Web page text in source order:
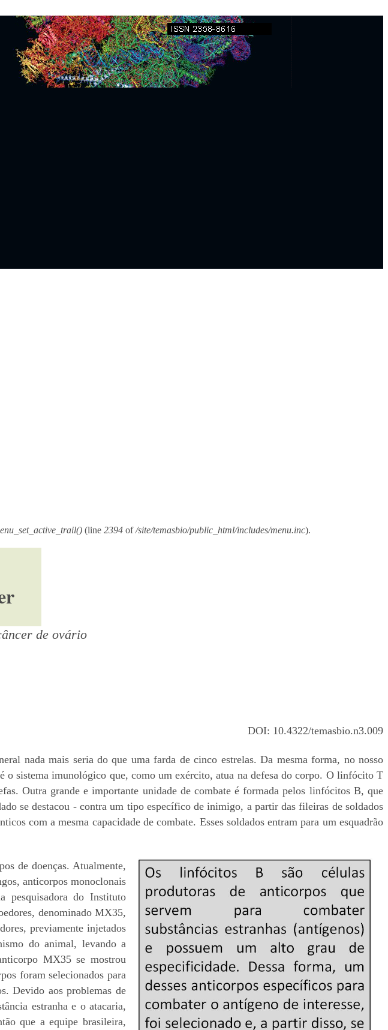
(line 2394 of/site/temasbio/public_html/includes/menu.inc).
de ovário
DOI: 10.4322/temasbio.n3.009
nada mais seria do que uma farda de cinco estrelas. Da mesma forma, no nosso
o sistema imunológico que, como um exército, atua na defesa do corpo. O linfócito T
Outra grande e importante unidade de combate é formada pelos linfócitos B, que
se destacou - contra um tipo específico de inimigo, a partir das fileiras de soldados
com a mesma capacidade de combate. Esses soldados entram para um esquadrão
de doenças. Atualmente,
anticorpos monoclonais
pesquisadora do Instituto
denominado MX35,
previamente injetados
do animal, levando a
MX35 se mostrou
foram selecionados para
Devido aos problemas de
estranha e o atacaria,
que a equipe brasileira,